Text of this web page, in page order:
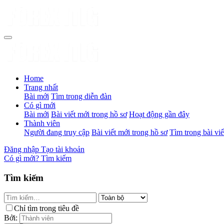
Home
Trang nhất
Bài mới Tìm trong diễn đàn
Có gì mới
Bài mới Bài viết mới trong hồ sơ Hoạt động gần đây
Thành viên
Người đang truy cập Bài viết mới trong hồ sơ Tìm trong bài
Đăng nhập Tạo tài khoản
Có gì mới? Tìm kiếm
Tìm kiếm
Chỉ tìm trong tiêu đề
Bởi: